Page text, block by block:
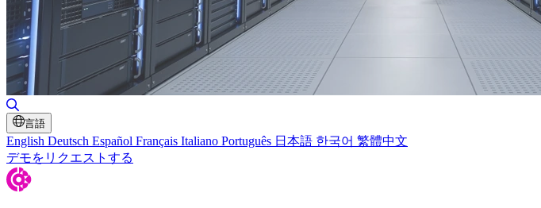
言語
English Deutsch Español Français Italiano Português 日本語 한국어 繁體中文
デモをリクエストする